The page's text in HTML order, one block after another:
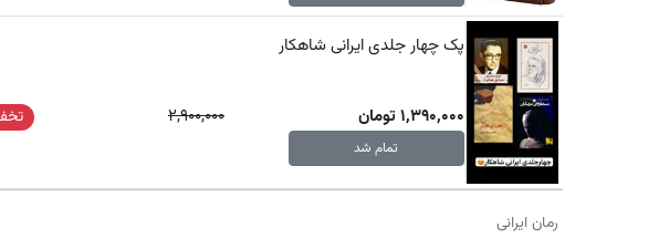
پک چهار جلدی ایرانی شاهکار
1,390,000 تومان 2,900,000
تمام شد
رمان ایرانی